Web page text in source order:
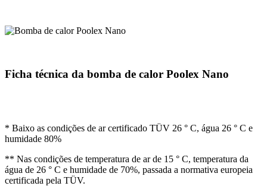
Ficha técnica da bomba de calor Poolex Nano
* Baixo as condições de ar certificado TÜV 26 ° C, água 26 ° C e
humidade 80%
** Nas condições de temperatura de ar de 15 ° C, temperatura da
água de 26 ° C e humidade de 70%, passada a normativa europeia
certificada pela TÜV.